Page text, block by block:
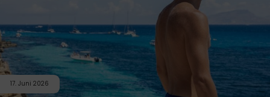
17. Juni 2026